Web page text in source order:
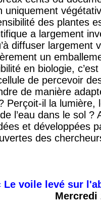
uniquement
des plantes
a largement
diffuser largement
un
en biologie,
de percevoir
de manière
Perçoit-il la lumière,
l’eau dans le sol
et développées
des
Le voile levé sur
Mercredi